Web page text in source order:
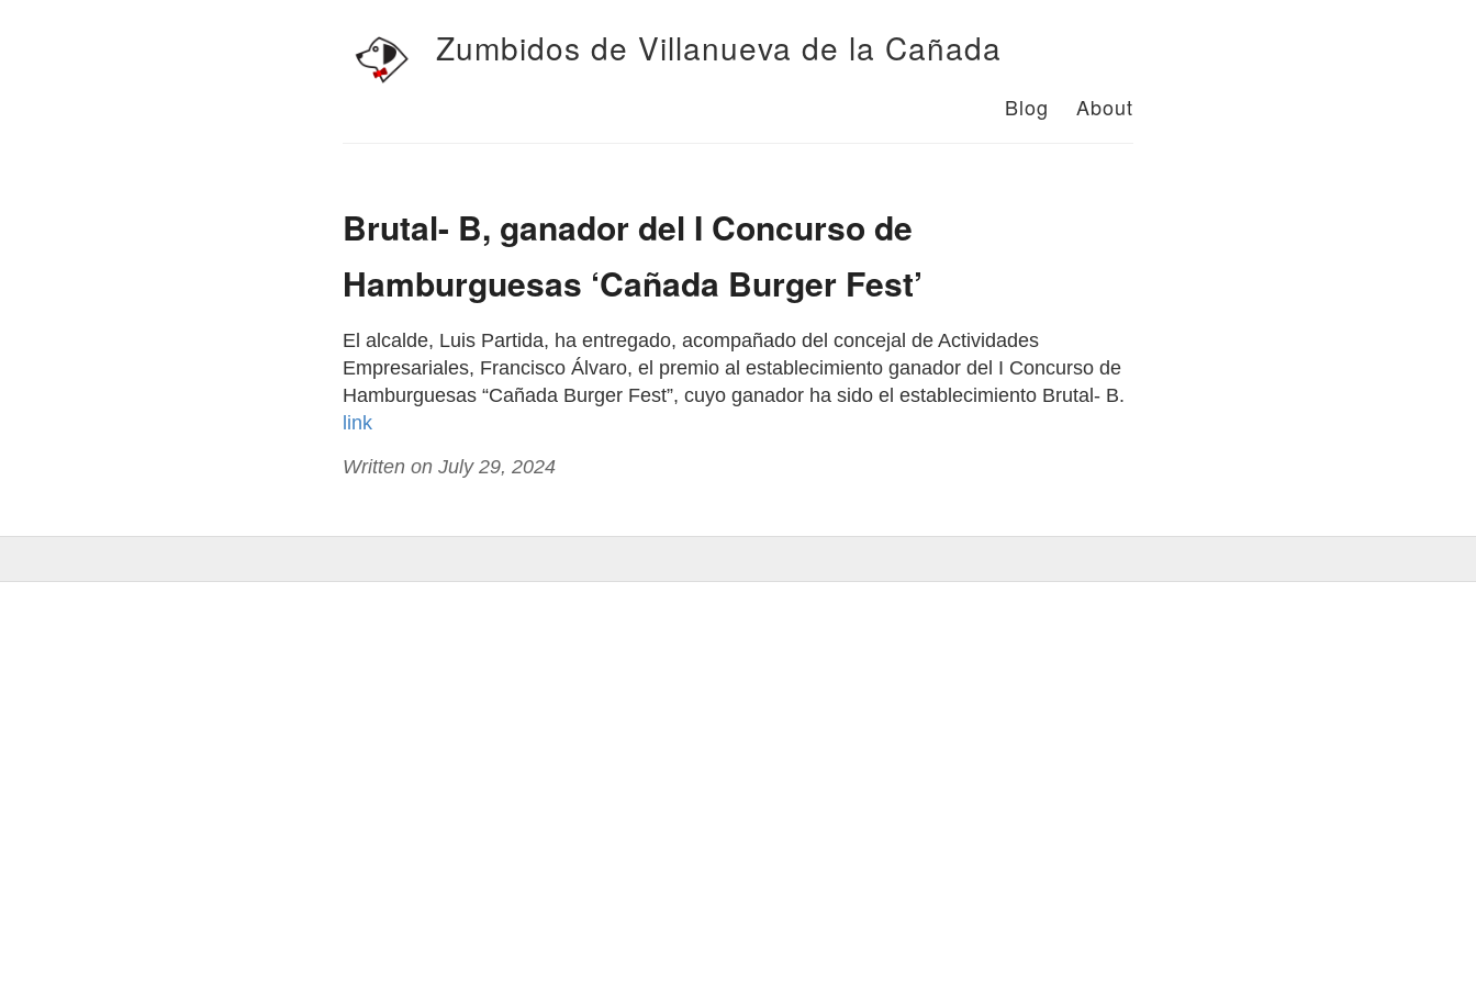
Zumbidos de Villanueva de la Cañada
Blog About
Brutal- B, ganador del I Concurso de
Hamburguesas ‘Cañada Burger Fest’
El alcalde, Luis Partida, ha entregado, acompañado del concejal de Actividades
Empresariales, Francisco Álvaro, el premio al establecimiento ganador del I Concurso de
Hamburguesas “Cañada Burger Fest”, cuyo ganador ha sido el establecimiento Brutal- B.
link
Written on July 29, 2024